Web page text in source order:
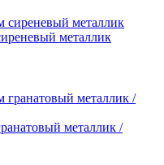
металлик
металлик /